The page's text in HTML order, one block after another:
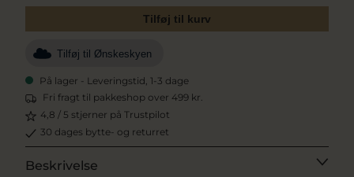
Tilføj til kurv
Tilføj til Ønskeskyen
På lager - Leveringstid, 1-3 dage
Fri fragt til pakkeshop over 499 kr.
4,8 / 5 stjerner på Trustpilot
30 dages bytte- og returret
Beskrivelse